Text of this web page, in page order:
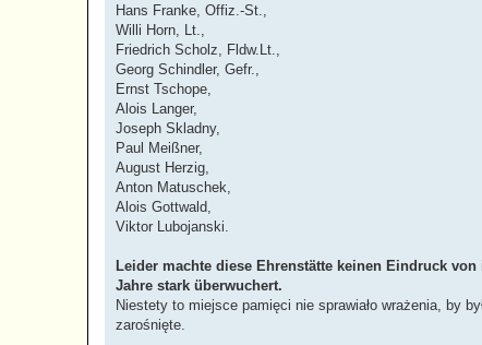
Hans Franke, Offiz.-St.,
Willi Horn, Lt.,
Friedrich Scholz, Fldw.Lt.,
Georg Schindler, Gefr.,
Ernst Tschope,
Alois Langer,
Joseph Skladny,
Paul Meißner,
August Herzig,
Anton Matuschek,
Alois Gottwald,
Viktor Lubojanski.
Leider machte diese Ehrenstätte keinen Eindruck
Jahre stark überwuchert.
Niestety to miejsce pamięci nie sprawiało wrażenia, by
zarośnięte.